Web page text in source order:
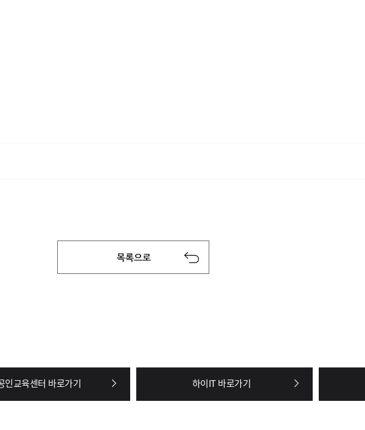
인교육센터 바로가기 하이IT 바로가기